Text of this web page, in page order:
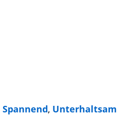
Spannend, Unterhaltsam